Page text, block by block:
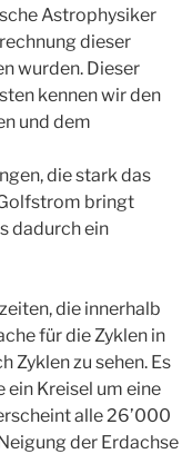
Astrophysiker
dieser
wurden. Dieser
kennen wir den
und dem
die stark das
bringt
dadurch ein
die innerhalb
für die Zyklen in
Zyklen zu sehen. Es
ein Kreisel um eine
alle 26’000
der Erdachse